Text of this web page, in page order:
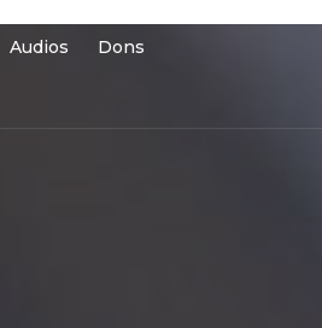
Audios Dons